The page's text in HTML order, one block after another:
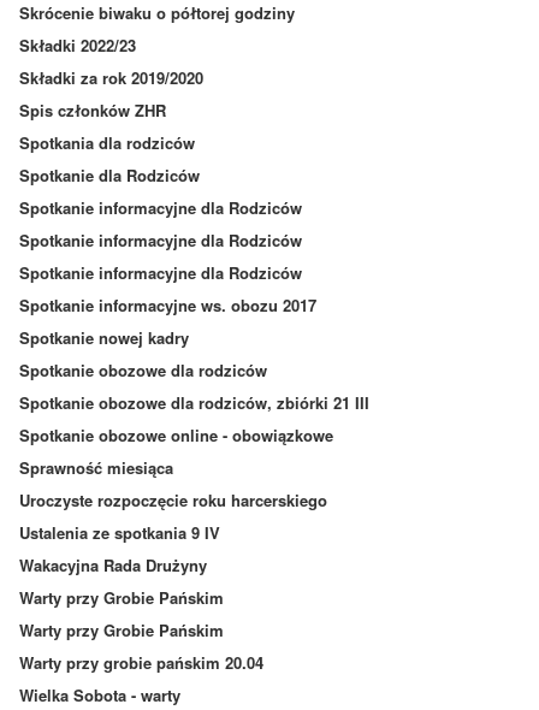
Skrócenie biwaku o półtorej godziny
Składki 2022/23
Składki za rok 2019/2020
Spis członków ZHR
Spotkania dla rodziców
Spotkanie dla Rodziców
Spotkanie informacyjne dla Rodziców
Spotkanie informacyjne dla Rodziców
Spotkanie informacyjne dla Rodziców
Spotkanie informacyjne ws. obozu 2017
Spotkanie nowej kadry
Spotkanie obozowe dla rodziców
Spotkanie obozowe dla rodziców, zbiórki 21 III
Spotkanie obozowe online - obowiązkowe
Sprawność miesiąca
Uroczyste rozpoczęcie roku harcerskiego
Ustalenia ze spotkania 9 IV
Wakacyjna Rada Drużyny
Warty przy Grobie Pańskim
Warty przy Grobie Pańskim
Warty przy grobie pańskim 20.04
Wielka Sobota - warty